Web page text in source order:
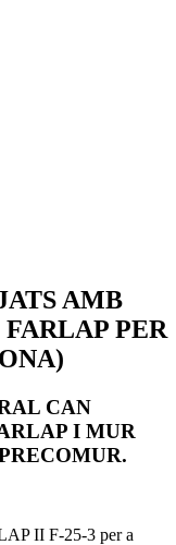
AMB
PER
CAN
I MUR
II F-25-3 per a